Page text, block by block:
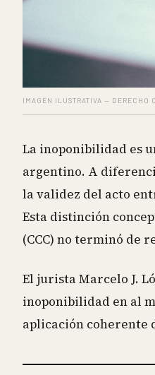
IMAGEN ILUSTRATIVA — DERECHO
La inoponibilidad es
argentino. A
la validez del acto
Esta distinción
(CCC) no terminó de
El jurista Marcelo J.
inoponibilidad en al
aplicación coherente